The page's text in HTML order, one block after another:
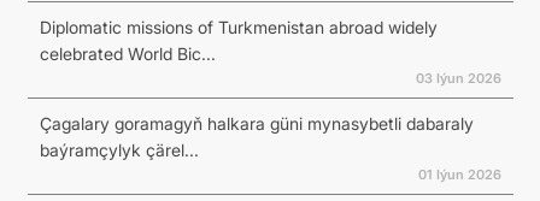
Diplomatic missions of Turkmenistan abroad widely
celebrated World Bic...
03 Iýun 2026
Çagalary goramagyň halkara güni mynasybetli dabaraly
baýramçylyk çärel...
01 Iýun 2026